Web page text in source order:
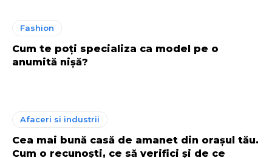
Fashion
Cum te poți specializa ca model pe o
anumită nișă?
Afaceri si industrii
Cea mai bună casă de amanet din orașul tău.
Cum o recunoști, ce să verifici și de ce